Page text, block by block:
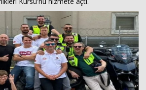
VİDEO GALERİ
KÜNYE